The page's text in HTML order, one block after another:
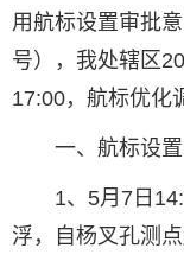
用航标设置审批
号），我处辖区
17:00，航标优化
一、航标设置
1、5月7日
浮，自杨叉孔测